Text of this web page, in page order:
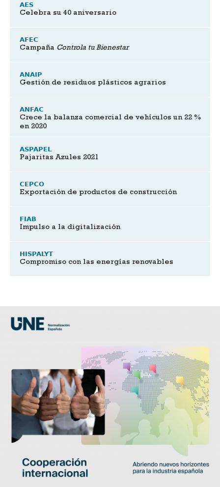
AES
Celebra su 40 aniversario
AFEC
Campaña Controla tu Bienestar
ANAIP
Gestión de residuos plásticos agrarios
ANFAC
Crece la balanza comercial de vehículos un 22 %
en 2020
ASPAPEL
Pajaritas Azules 2021
CEPCO
Exportación de productos de construcción
FIAB
Impulso a la digitalización
HISPALYT
Compromiso con las energías renovables